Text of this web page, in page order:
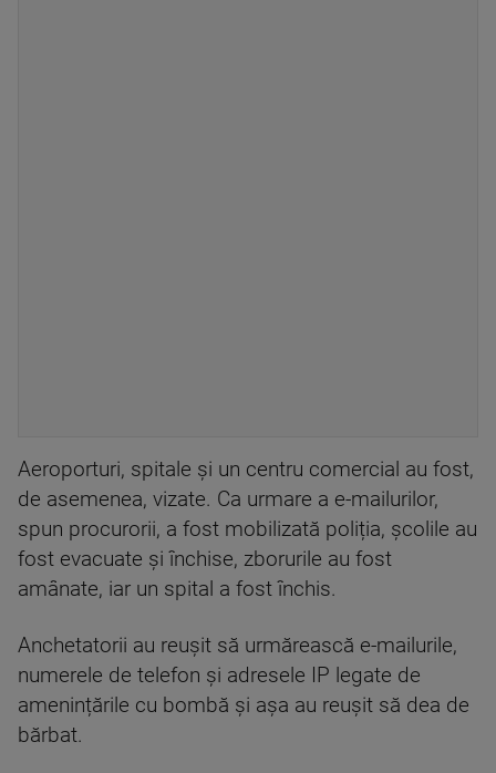
Aeroporturi, spitale și un centru comercial au fost,
de asemenea, vizate. Ca urmare a e-mailurilor,
spun procurorii, a fost mobilizată poliția, școlile au
fost evacuate și închise, zborurile au fost
amânate, iar un spital a fost închis.
Anchetatorii au reușit să urmărească e-mailurile,
numerele de telefon și adresele IP legate de
amenințările cu bombă și așa au reușit să dea de
bărbat.